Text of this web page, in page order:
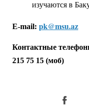
изучаются в
E-mail: pk@msu.az
Контактные
215 75 15 (моб)